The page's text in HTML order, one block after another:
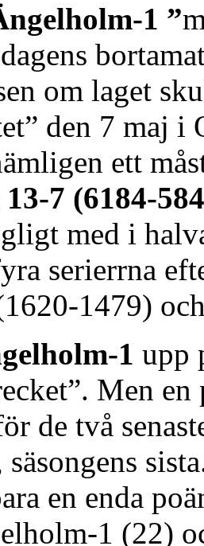
1 ”
om laget
den 7 maj i
ett
13-7 (6184-
med i
serierrna
1479)
1 upp
Men
de två
en enda
1 (22)